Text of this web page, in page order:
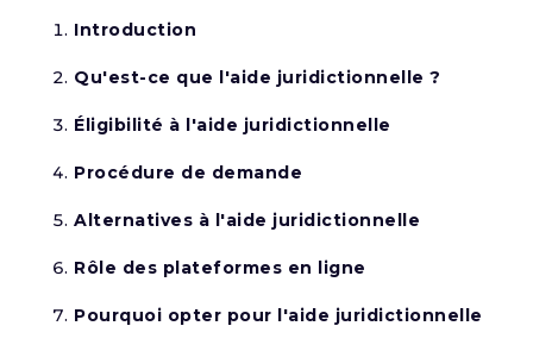
Introduction
Qu'est-ce que l'aide juridictionnelle ?
Éligibilité à l'aide juridictionnelle
Procédure de demande
Alternatives à l'aide juridictionnelle
Rôle des plateformes en ligne
Pourquoi opter pour l'aide juridictionnelle